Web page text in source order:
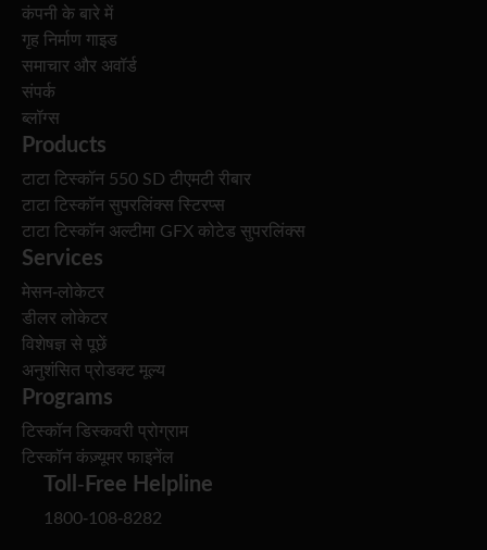
कंपनी के बारे में
गृह निर्माण गाइड
समाचार और अवॉर्ड
संपर्क
ब्लॉग्स
Products
टाटा टिस्कॉन 550 SD टीएमटी रीबार
टाटा टिस्कॉन सुपरलिंक्स स्टिरप्स
टाटा टिस्कॉन अल्टीमा GFX कोटेड सुपरलिंक्स
Services
मेसन-लोकेटर
डीलर लोकेटर
विशेषज्ञ से पूछें
अनुशंसित प्रोडक्ट मूल्य
Programs
टिस्कॉन डिस्कवरी प्रोग्राम
टिस्कॉन कंज़्यूमर फाइनेंल
Toll-Free Helpline
1800-108-8282